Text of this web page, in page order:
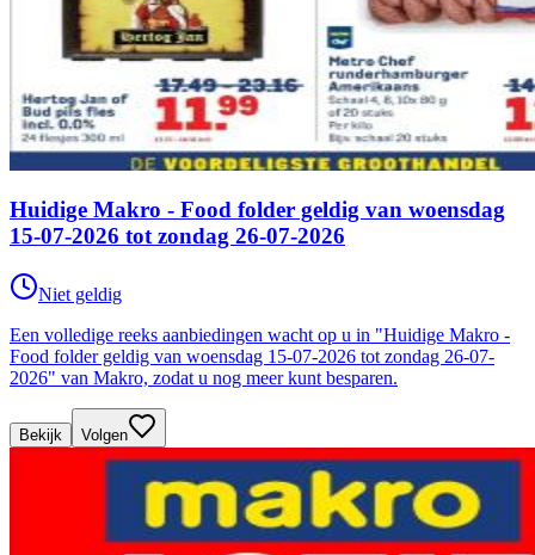
Huidige Makro - Food folder geldig van woensdag
15-07-2026 tot zondag 26-07-2026
Niet geldig
Een volledige reeks aanbiedingen wacht op u in "Huidige Makro -
Food folder geldig van woensdag 15-07-2026 tot zondag 26-07-
2026" van Makro, zodat u nog meer kunt besparen.
Bekijk Volgen